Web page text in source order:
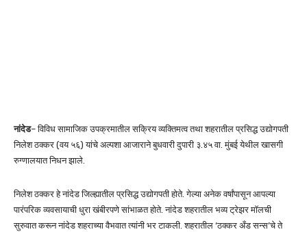
नांदेड– विविध सामाजिक उपक्रमातील सक्रिय व्यक्तिमत्व तथा शहरातील प्रसिद्ध उद्योगपती
निलेश ठक्कर (वय ५६) यांचे अल्पशा आजाराने बुधवारी दुपारी ३.४५ वा. मुंबई येथील खासगी
रुग्णालयात निधन झाले.
निलेश ठक्कर हे नांदेड जिल्ह्यातील प्रसिद्ध उद्योगपती होते. गेल्या अनेक वर्षांपासून आपल्या
पारंपरिक व्यवसायाची धुरा खंबीरपणे सांभाळत होते. नांदेड शहरातील भव्य ट्रेझर मॉलची
सुरुवात करून नांदेड शहराच्या वैभवात त्यांनी भर टाकली. शहरातील ‘ठक्कर अँड सन्स’चे ते